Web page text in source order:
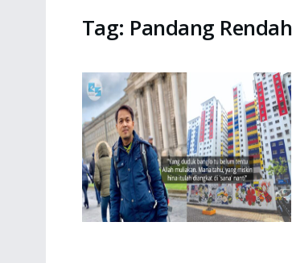
Tag: Pandang Rendah